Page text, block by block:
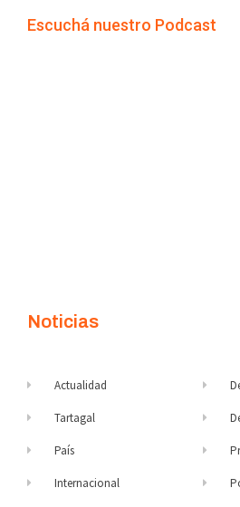
Escuchá nuestro Podcast
Noticias
Actualidad
Tartagal
País
Internacional